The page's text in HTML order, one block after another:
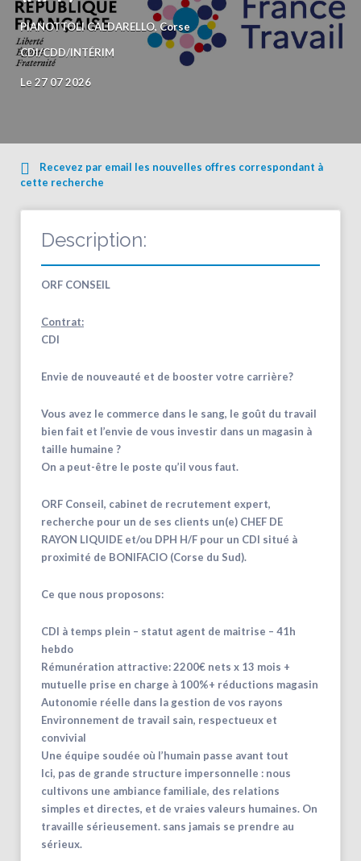
PIANOTTOLI CALDARELLO, Corse
CDI/CDD/INTÉRIM
Le 27 07 2026
Recevez par email les nouvelles offres correspondant à
cette recherche
Description:
ORF CONSEIL
Contrat:
CDI
Envie de nouveauté et de booster votre carrière?
Vous avez le commerce dans le sang, le goût du travail
bien fait et l’envie de vous investir dans un magasin à
taille humaine ?
On a peut-être le poste qu’il vous faut.
ORF Conseil, cabinet de recrutement expert,
recherche pour un de ses clients un(e) CHEF DE
RAYON LIQUIDE et/ou DPH H/F pour un CDI situé à
proximité de BONIFACIO (Corse du Sud).
Ce que nous proposons:
CDI à temps plein – statut agent de maitrise – 41h
hebdo
Rémunération attractive: 2200€ nets x 13 mois +
mutuelle prise en charge à 100%+ réductions magasin
Autonomie réelle dans la gestion de vos rayons
Environnement de travail sain, respectueux et
convivial
Une équipe soudée où l’humain passe avant tout
Ici, pas de grande structure impersonnelle : nous
cultivons une ambiance familiale, des relations
simples et directes, et de vraies valeurs humaines. On
travaille sérieusement. sans jamais se prendre au
sérieux.